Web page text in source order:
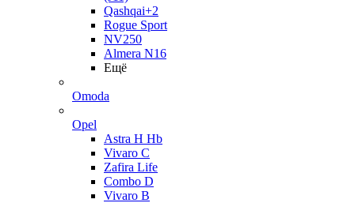
Qashqai+2
Rogue Sport
NV250
Almera N16
Ещё
Omoda
Opel
Astra H Hb
Vivaro C
Zafira Life
Combo D
Vivaro B